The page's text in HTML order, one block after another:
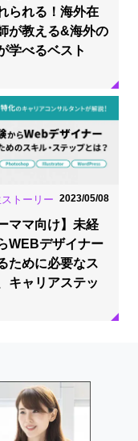
られる！海外在
が教える&海外の
学べるベスト
トーリー 2023/05/08
ママ向け】未経
WEBデザイナー
ために必要なス
キャリアステッ